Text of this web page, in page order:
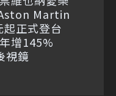
Martin
正式登台
增145%
視鏡